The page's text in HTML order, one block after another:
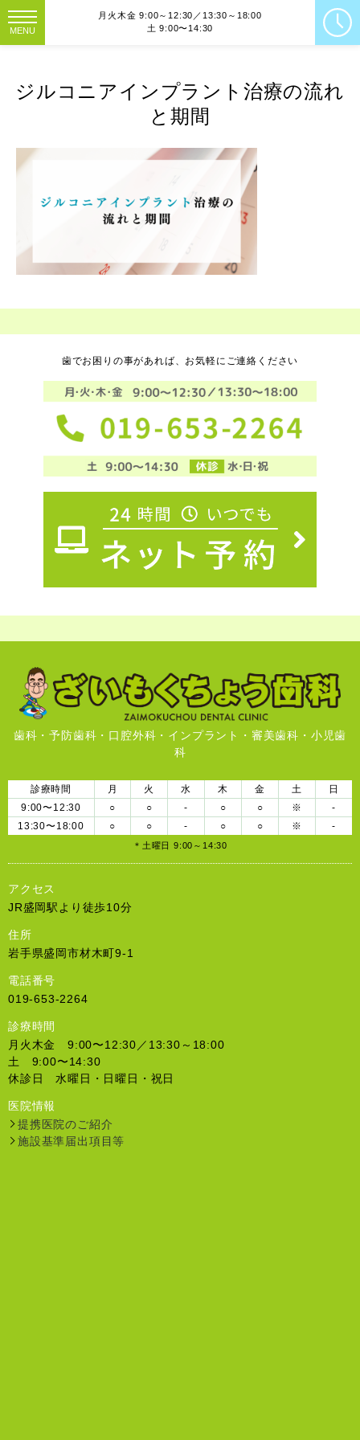
MENU
月火木金 9:00～12:30／13:30～18:00
土 9:00〜14:30
ジルコニアインプラント治療の流れ
と期間
歯でお困りの事があれば、お気軽にご連絡ください
歯科・予防歯科・口腔外科・インプラント・審美歯科・小児歯
科
診療時間 月 火 水 木 金 土
日
9:00〜12:30
○ ○ - ○ ○ ※
-
13:30〜18:00
○ ○ - ○ ○ ※ -
＊土曜日 9:00～14:30
アクセス
JR盛岡駅より徒歩10分
住所
岩手県盛岡市材木町9-1
電話番号
019-653-2264
診療時間
月火木金 9:00〜12:30／13:30～18:00
土 9:00〜14:30
休診日 水曜日・日曜日・祝日
医院情報
提携医院のご紹介
施設基準届出項目等